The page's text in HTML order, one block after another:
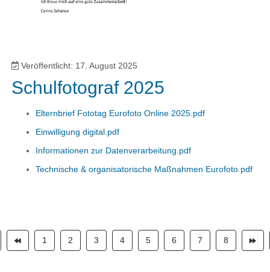
Veröffentlicht: 17. August 2025
Schulfotograf 2025
Elternbrief Fototag Eurofoto Online 2025.pdf
Einwilligung digital.pdf
Informationen zur Datenverarbeitung.pdf
Technische & organisatorische Maßnahmen Eurofoto.pdf
1 2 3 4 5 6 7 8